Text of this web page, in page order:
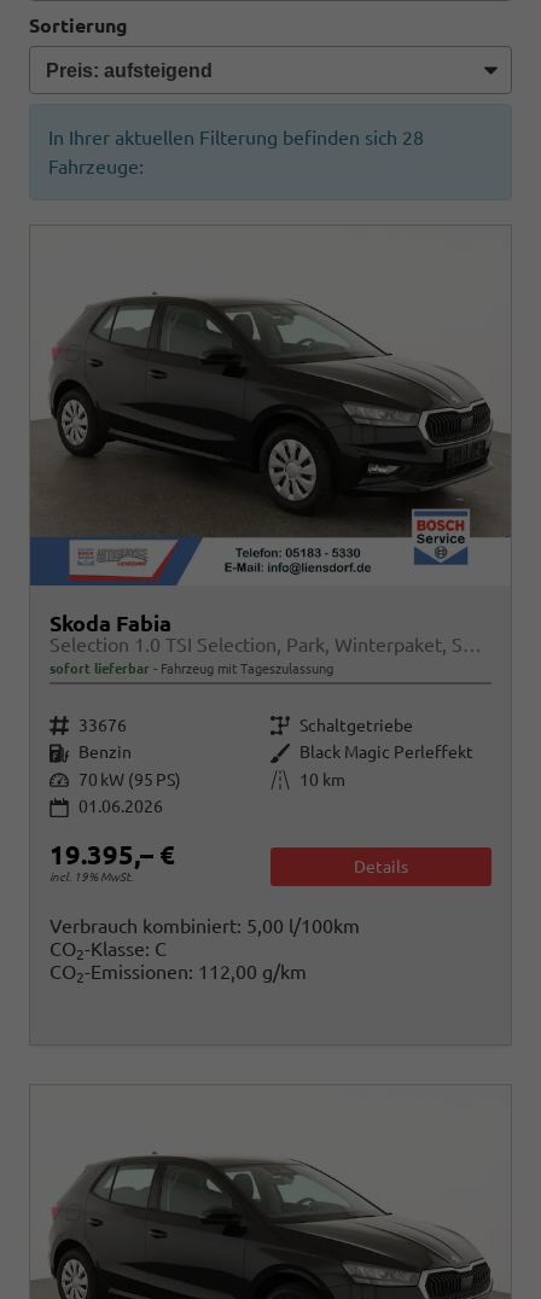
Sortierung
In Ihrer aktuellen Filterung befinden sich 28
Fahrzeuge:
Skoda Fabia
Selection 1.0 TSI Selection, Park, Winterpaket, SmartLink, 4 J.-Garantie
sofort lieferbar Fahrzeug mit Tageszulassung
Fahrzeugnr. 33676 Getriebe Schaltgetriebe
Kraftstoff Benzin Außenfarbe Black Magic Perleffekt
Leistung 70 kW (95 PS) Kilometerstand
10 km
01.06.2026
19.395,– €
incl. 19% MwSt.
Details
Verbrauch kombiniert: 5,00 l/100km
CO2-Klasse: C
CO2-Emissionen: 112,00 g/km